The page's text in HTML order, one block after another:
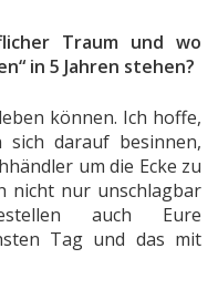
Traum und wo
in 5 Jahren stehen?
können. Ich hoffe,
darauf besinnen,
um die Ecke zu
nicht nur unschlagbar
auch Eure
Tag und das mit